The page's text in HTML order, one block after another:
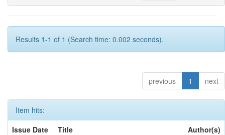
Results 1-1 of 1 (Search time: 0.002 seconds).
previous 1 next
Item hits:
Issue Date
Title
Author(s)